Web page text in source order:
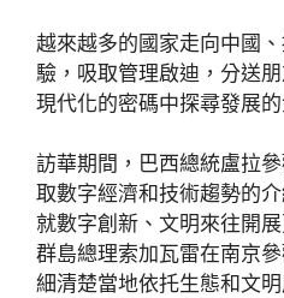
越來越多的國家走向中國
驗，吸取管理啟迪，分送
現代化的密碼中探尋發展的
訪華期間，巴西總統盧拉
取數字經濟和技術趨勢的
就數字創新、文明來往開
群島總理索加瓦雷在南京
細清楚當地依托生態和文